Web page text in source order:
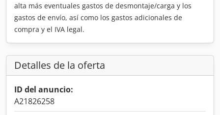
alta más eventuales gastos de desmontaje/carga y los
gastos de envío, así como los gastos adicionales de
compra y el IVA legal.
Detalles de la oferta
ID del anuncio:
A21826258